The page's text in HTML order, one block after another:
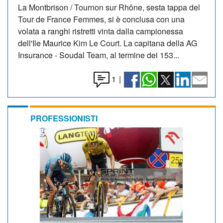
La Montbrison / Tournon sur Rhône, sesta tappa del
Tour de France Femmes, si è conclusa con una
volata a ranghi ristretti vinta dalla campionessa
dell'Ile Maurice Kim Le Court. La capitana della AG
Insurance - Soudal Team, al termine dei 153...
1 |
PROFESSIONISTI